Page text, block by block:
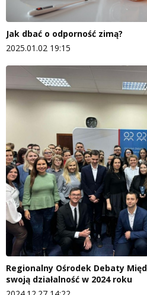
Jak dbać o odporność zimą?
2025.01.02 19:15
Regionalny Ośrodek Debaty
swoją działalność w 2024 roku